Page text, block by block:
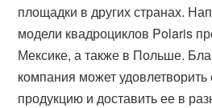
площадки в других странах.
модели квадроциклов Polaris
Мексике, а также в Польше.
компания может
продукцию и доставить ее в